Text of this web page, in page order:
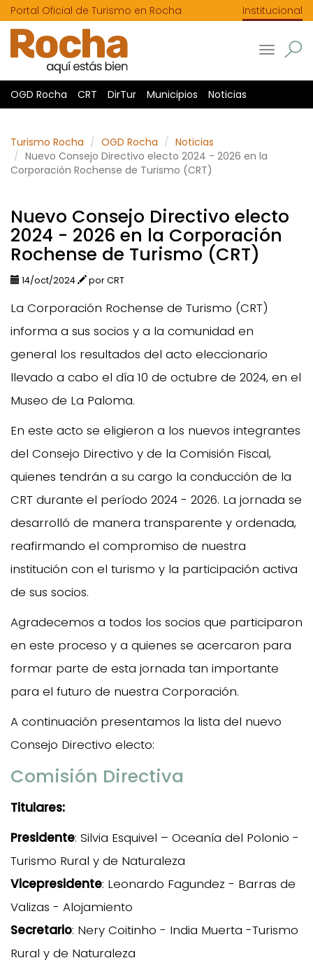
Portal Oficial de Turismo en Rocha Institucional
Toggle
OGD Rocha CRT DirTur Municipios Noticias
Turismo Rocha OGD Rocha
Noticias
Nuevo Consejo Directivo electo 2024 - 2026 en la
Corporación Rochense de Turismo (CRT)
Nuevo Consejo Directivo electo
2024 - 2026 en la Corporación
Rochense de Turismo (CRT)
14/oct/2024 por CRT
La Corporación Rochense de Turismo (CRT)
informa a sus socios y a la comunidad en
general los resultados del acto eleccionario
llevado a cabo el día 10 de octubre de 2024, en el
Museo de La Paloma.
En este acto se eligieron a los nuevos integrantes
del Consejo Directivo y de la Comisión Fiscal,
quienes tendrán a su cargo la conducción de la
CRT durante el período 2024 - 2026. La jornada se
desarrolló de manera transparente y ordenada,
reafirmando el compromiso de nuestra
institución con el turismo y la participación activa
de sus socios.
Agradecemos a todos los socios que participaron
en este proceso y a quienes se acercaron para
formar parte de esta jornada tan importante
para el futuro de nuestra Corporación.
A continuación presentamos la lista del nuevo
Consejo Directivo electo:
Comisión Directiva
Titulares:
Presidente: Silvia Esquivel – Oceanía del Polonio -
Turismo Rural y de Naturaleza
Vicepresidente: Leonardo Fagundez - Barras de
Valizas - Alojamiento
Secretario: Nery Coitinho - India Muerta -Turismo
Rural y de Naturaleza